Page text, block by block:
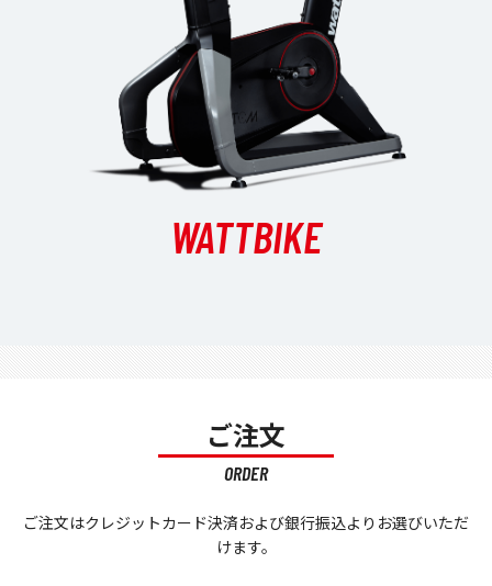
WATTBIKE
ご注文
ORDER
ご注文はクレジットカード決済および銀行振込よりお選びいただ
けます。